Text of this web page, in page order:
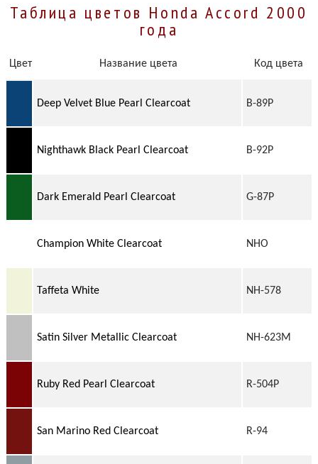
Таблица цветов Honda Accord 2000
года
Цвет Название цвета Код цвета
Deep Velvet Blue Pearl Clearcoat B-89P
Nighthawk Black Pearl Clearcoat B-92P
Dark Emerald Pearl Clearcoat G-87P
Champion White Clearcoat NHO
Taffeta White NH-578
Satin Silver Metallic Clearcoat NH-623M
Ruby Red Pearl Clearcoat R-504P
San Marino Red Clearcoat R-94